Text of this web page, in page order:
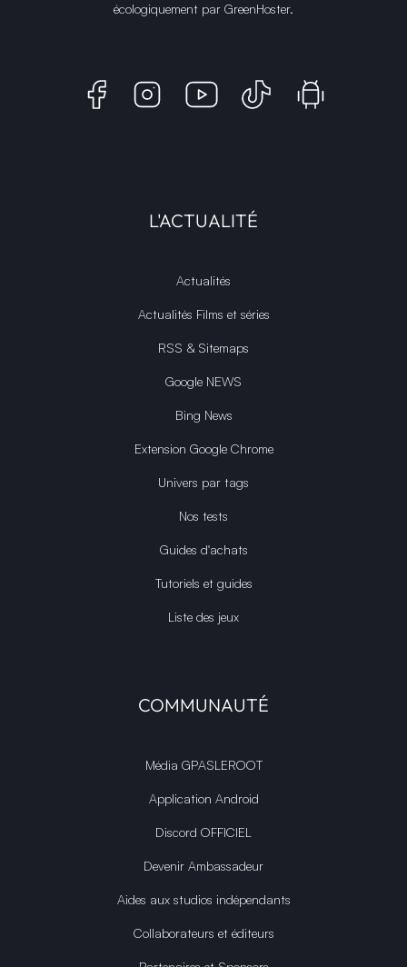
écologiquement par GreenHoster.
L'ACTUALITÉ
Actualités
Actualités Films et séries
RSS & Sitemaps
Google NEWS
Bing News
Extension Google Chrome
Univers par tags
Nos tests
Guides d'achats
Tutoriels et guides
Liste des jeux
COMMUNAUTÉ
Média GPASLEROOT
Application Android
Discord OFFICIEL
Devenir Ambassadeur
Aides aux studios indépendants
Collaborateurs et éditeurs